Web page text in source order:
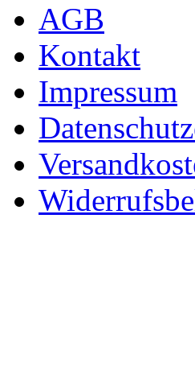
AGB
Kontakt
Impressum